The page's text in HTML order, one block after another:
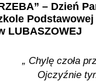
– Dzień
LUBASZOWEJ
„ Chylę czoła
Ojczyźnie